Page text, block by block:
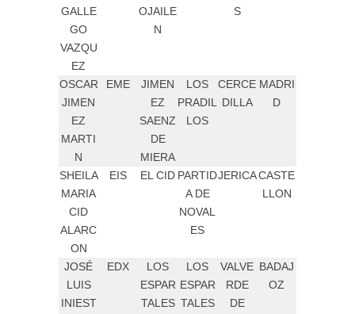
GALLE
GO
VAZQU
EZ
OJAILE
N
S
OSCAR
JIMEN
EZ
MARTI
N
EME
JIMEN
EZ
SAENZ
DE
MIERA
LOS
PRADIL
LOS
CERCE
DILLA
MADRI
D
SHEILA
MARIA
CID
ALARC
ON
EIS EL CID PARTID
A DE
NOVAL
ES
JERICACASTE
LLON
JOSÉ
LUIS
INIEST
EDX
LOS
ESPAR
TALES
LOS
ESPAR
TALES
VALVE
RDE
DE
BADAJ
OZ